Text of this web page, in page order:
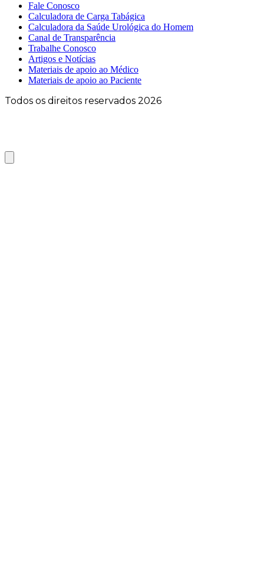
Fale Conosco
Calculadora de Carga Tabágica
Calculadora da Saúde Urológica do Homem
Canal de Transparência
Trabalhe Conosco
Artigos e Notícias
Materiais de apoio ao Médico
Materiais de apoio ao Paciente
Todos os direitos reservados 2026